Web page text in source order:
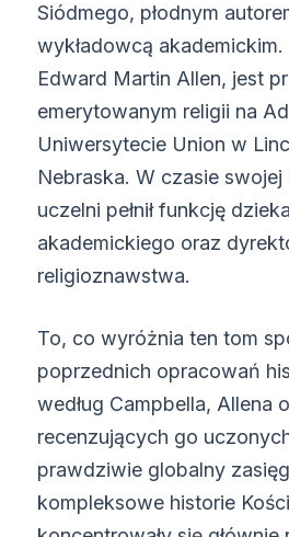
Siódmego, płodnym
wykładowcą akademickim.
Edward Martin Allen, jest
emerytowanym religii na
Uniwersytecie Union w
Nebraska. W czasie swojej
uczelni pełnił funkcję
akademickiego oraz
religioznawstwa.
To, co wyróżnia ten tom
poprzednich opracowań
według Campbella, Allena
recenzujących go
prawdziwie globalny
kompleksowe historie